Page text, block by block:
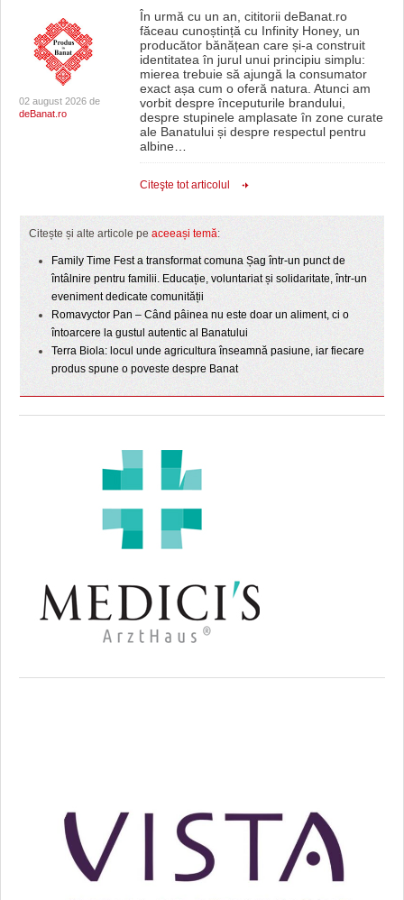
02 august 2026 de
deBanat.ro
În urmă cu un an, cititorii deBanat.ro
făceau cunoștință cu Infinity Honey, un
producător bănățean care și-a construit
identitatea în jurul unui principiu simplu:
mierea trebuie să ajungă la consumator
exact așa cum o oferă natura. Atunci am
vorbit despre începuturile brandului,
despre stupinele amplasate în zone curate
ale Banatului și despre respectul pentru
albine…
Citeşte tot articolul
Citește și alte articole pe aceeași temă:
Family Time Fest a transformat comuna Șag într-un punct de
întâlnire pentru familii. Educație, voluntariat și solidaritate, într-un
eveniment dedicate comunității
Romavyctor Pan – Când pâinea nu este doar un aliment, ci o
întoarcere la gustul autentic al Banatului
Terra Biola: locul unde agricultura înseamnă pasiune, iar fiecare
produs spune o poveste despre Banat